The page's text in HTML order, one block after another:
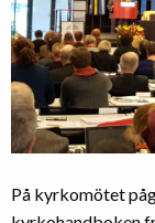
På kyrkomötet